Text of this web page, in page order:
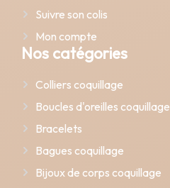
Suivre son colis
Mon compte
Nos catégories
Colliers coquillage
Boucles d'oreilles coquillage
Bracelets
Bagues coquillage
Bijoux de corps coquillage